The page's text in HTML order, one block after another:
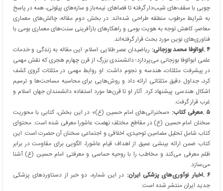
چوبی با سقف‌های شیب‌دار گرفته تا فضاهای نیمه‌باز و سازه‌های پیلوتی، همه در پاسخ
به شرایط مرطوب منطقه طراحی شده‌اند. در بخش دوم مقاله، چالش‌های معماری
معاصر، کاهش توجه به هویت بومی و راهکارهای بازآفرینی سنت‌های معماری بومی با
فناوری‌های نوین مورد بحث قرار گرفته‌اند.
۴.ابوالوفا محمد بوزجانی: ریاضیدان عصر طلایی اسلام: این مقاله به زندگی و خدمات
علمی ابوالوفا بوزجانی می‌پردازد؛ دانشمندی بزرگ از قرن چهارم هجری که نقش مهمی
در پیشرفت مثلثات، هندسه و نجوم داشت. او روابط مهمی در مثلثات کروی کشف
کرد، جداول دقیق مثلثاتی ارائه داد و روش‌هایی برای محاسبه مساحت‌ها و ترسیم
اشکال هندسی پیشنهاد کرد. آثار او تا قرن‌ها مورد استفاده دانشمندان جهان اسلام و
غرب قرار گرفت.
۵ .معرفی کتاب: «سخنرانی‌های امام حسین (ع)» در این بخش، کتابی با محوریت
سخنان امام حسین (ع) در مقاطع مختلف نهضت عاشورا معرفی شده است. محتوای
کتاب شامل تحلیل مضامین توحیدی، اخلاقی و اجتماعی سخنان آن حضرت است. این
کتاب ضمن ارائه بینشی عمیق از اهداف قیام عاشورا، الگویی برای مقاومت در برابر
ظلم معرفی می‌کند و مخاطب را با روحیه حماسی و معرفتی امام حسین (ع) آشنا
می‌سازد.
۶.اخبار نوآوری‌های پزشکی ایران: در این شماره، دو خبر از دستاوردهای پزشکی
جدید ایران منتشر شده است.